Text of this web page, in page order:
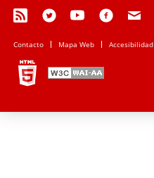
Contacto Mapa Web Accesibilidad